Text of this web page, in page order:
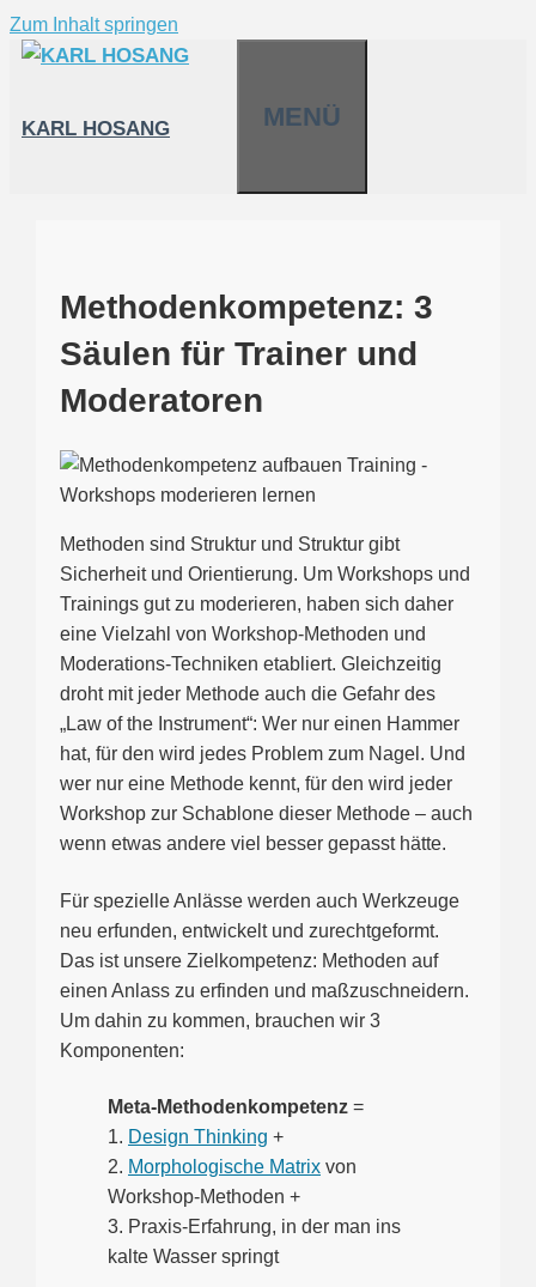
Zum Inhalt springen
KARL HOSANG MENÜ
Methodenkompetenz: 3
Säulen für Trainer und
Moderatoren
Methoden sind Struktur und Struktur gibt
Sicherheit und Orientierung. Um Workshops und
Trainings gut zu moderieren, haben sich daher
eine Vielzahl von Workshop-Methoden und
Moderations-Techniken etabliert. Gleichzeitig
droht mit jeder Methode auch die Gefahr des
„Law of the Instrument“: Wer nur einen Hammer
hat, für den wird jedes Problem zum Nagel. Und
wer nur eine Methode kennt, für den wird jeder
Workshop zur Schablone dieser Methode – auch
wenn etwas andere viel besser gepasst hätte.
Für spezielle Anlässe werden auch Werkzeuge
neu erfunden, entwickelt und zurechtgeformt.
Das ist unsere Zielkompetenz: Methoden auf
einen Anlass zu erfinden und maßzuschneidern.
Um dahin zu kommen, brauchen wir 3
Komponenten:
Meta-Methodenkompetenz =
1. Design Thinking +
2. Morphologische Matrix von
Workshop-Methoden +
3. Praxis-Erfahrung, in der man ins
kalte Wasser springt